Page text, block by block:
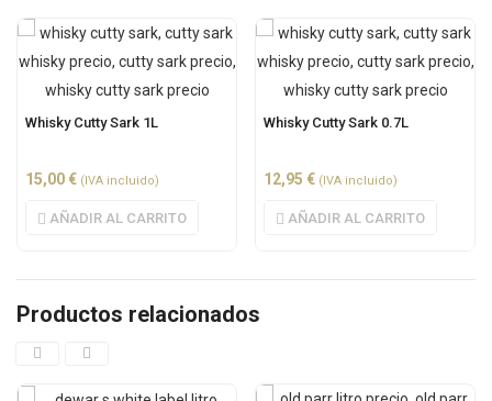
Whisky Cutty Sark 1L
15,00 € (IVA incluido)
AÑADIR AL CARRITO
Whisky Cutty Sark 0.7L
12,95 € (IVA incluido)
AÑADIR AL CARRITO
Productos relacionados